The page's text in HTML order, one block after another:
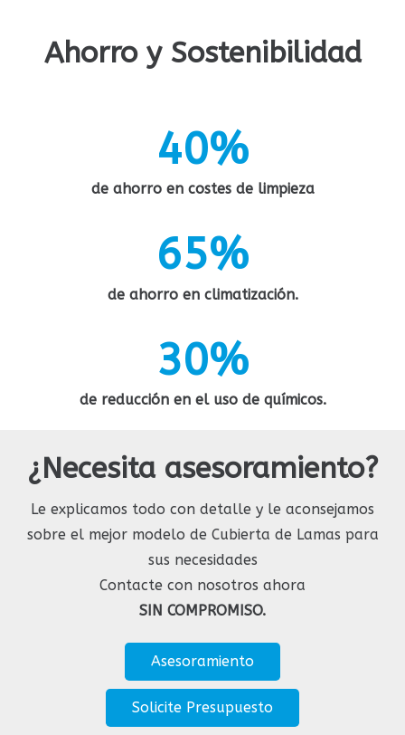
Ahorro y Sostenibilidad
2
4
5
6
7
9
0
1
2
3
5
6
7
8
9
%
de ahorro en costes de limpieza
1
2
3
4
6
7
8
9
0
2
3
5
6
7
8
%
de ahorro en climatización.
0
1
3
4
5
6
7
8
9
0
1
2
3
4
5
6
7
8
%
de reducción en el uso de químicos.
¿Necesita asesoramiento?
Le explicamos todo con detalle y le aconsejamos
sobre el mejor modelo de Cubierta de Lamas para
sus necesidades
Contacte con nosotros ahora
SIN COMPROMISO.
Asesoramiento
Solicite Presupuesto